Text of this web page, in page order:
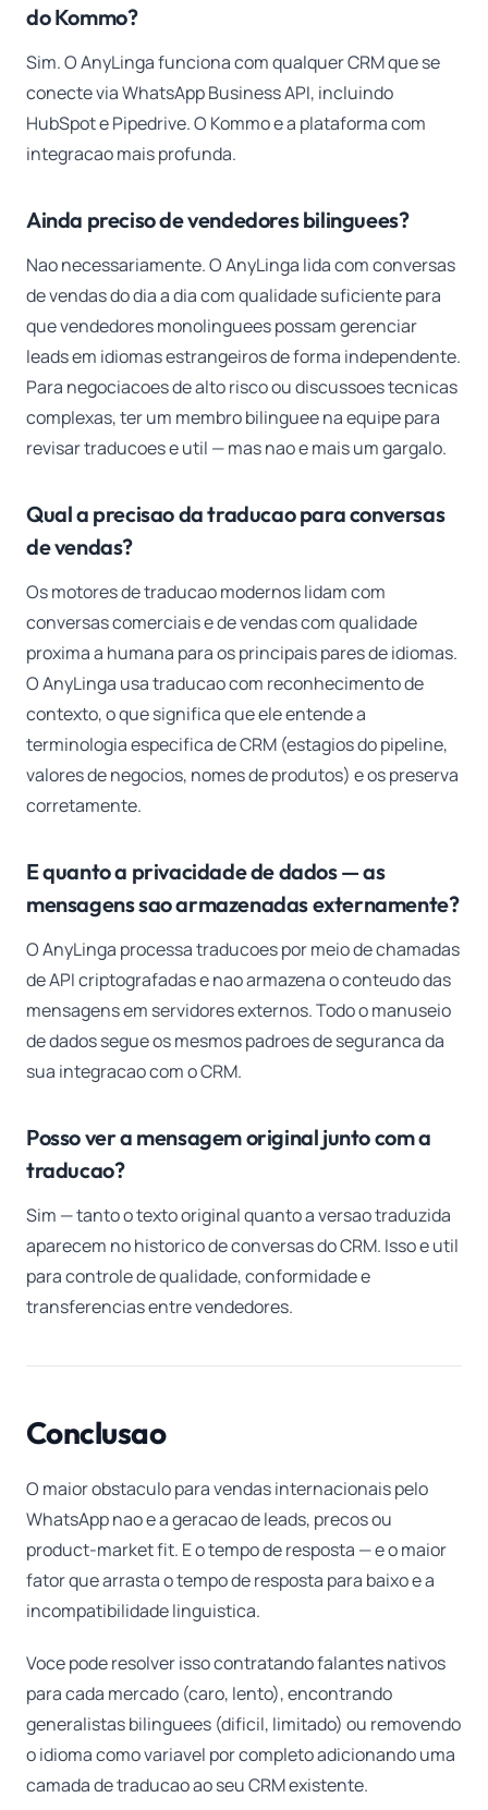
do Kommo?
Sim. O AnyLinga funciona com qualquer CRM que se
conecte via WhatsApp Business API, incluindo
HubSpot e Pipedrive. O Kommo e a plataforma com
integracao mais profunda.
Ainda preciso de vendedores bilinguees?
Nao necessariamente. O AnyLinga lida com conversas
de vendas do dia a dia com qualidade suficiente para
que vendedores monolinguees possam gerenciar
leads em idiomas estrangeiros de forma independente.
Para negociacoes de alto risco ou discussoes tecnicas
complexas, ter um membro bilinguee na equipe para
revisar traducoes e util — mas nao e mais um gargalo.
Qual a precisao da traducao para conversas
de vendas?
Os motores de traducao modernos lidam com
conversas comerciais e de vendas com qualidade
proxima a humana para os principais pares de idiomas.
O AnyLinga usa traducao com reconhecimento de
contexto, o que significa que ele entende a
terminologia especifica de CRM (estagios do pipeline,
valores de negocios, nomes de produtos) e os preserva
corretamente.
E quanto a privacidade de dados — as
mensagens sao armazenadas externamente?
O AnyLinga processa traducoes por meio de chamadas
de API criptografadas e nao armazena o conteudo das
mensagens em servidores externos. Todo o manuseio
de dados segue os mesmos padroes de seguranca da
sua integracao com o CRM.
Posso ver a mensagem original junto com a
traducao?
Sim — tanto o texto original quanto a versao traduzida
aparecem no historico de conversas do CRM. Isso e util
para controle de qualidade, conformidade e
transferencias entre vendedores.
Conclusao
O maior obstaculo para vendas internacionais pelo
WhatsApp nao e a geracao de leads, precos ou
product-market fit. E o tempo de resposta — e o maior
fator que arrasta o tempo de resposta para baixo e a
incompatibilidade linguistica.
Voce pode resolver isso contratando falantes nativos
para cada mercado (caro, lento), encontrando
generalistas bilinguees (dificil, limitado) ou removendo
o idioma como variavel por completo adicionando uma
camada de traducao ao seu CRM existente.